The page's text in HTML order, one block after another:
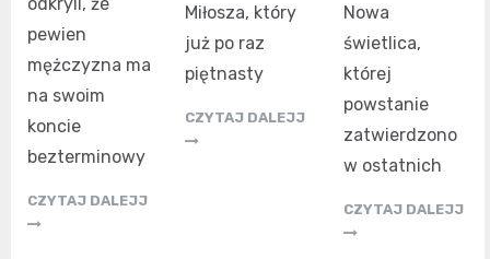
pewien
mężczyzna ma
na swoim
koncie
bezterminowy
CZYTAJ DALEJJ
Miłosza, który
już po raz
piętnasty
CZYTAJ DALEJJ
Nowa
świetlica,
której
powstanie
zatwierdzono
w ostatnich
CZYTAJ DALEJJ